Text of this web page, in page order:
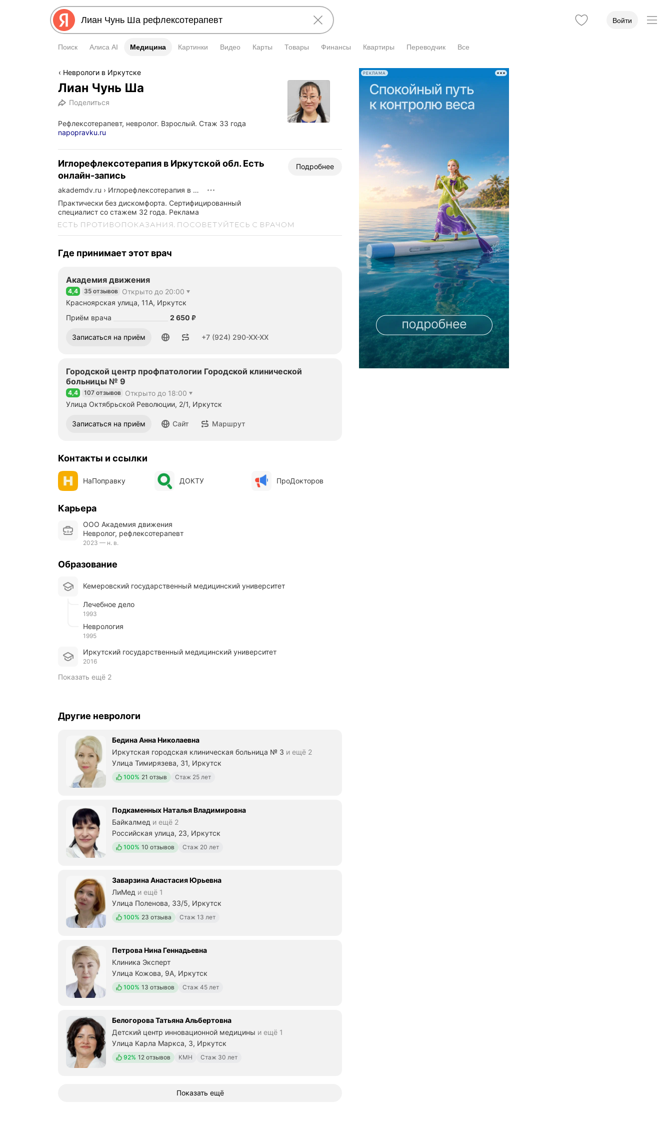
Войти
Поиск Алиса AI Медицина
Медицина Картинки Видео Карты Товары Финансы Квартиры Переводчик Все
Неврологи в Иркутске
Лиан Чунь Ша
Поделиться
Рефлексотерапевт, невролог. Взрослый. Стаж 33 года
napopravku.ru
Иглорефлексотерапия в Иркутской обл. Есть
онлайн-запись
akademdv.ru › Иглорефлексотерапия в Иркутской обл. Есть онлайн-запись
Практически без дискомфорта. Сертифицированный
специалист со стажем 32 года. Реклама
Подробнее
Где принимает этот врач
Академия движения
Рейтинг 4,4 из 5
4,4 35 отзывов Открыто до 20:00
Красноярская улица, 11А, Иркутск
Приём врача
Цена
2650
2 650 ₽
Записаться на приём
Номер телефона: +79242902709 +7 (924) 290-XX-XX
Городской центр профпатологии Городской клинической
больницы № 9
Рейтинг 4,4 из 5
4,4 107 отзывов Открыто до 18:00
Улица Октябрьской Революции, 2/1, Иркутск
Записаться на приём Сайт Маршрут
Контакты и ссылки
НаПоправку ДОКТУ ПроДокторов
Карьера
ООО Академия движения
Невролог, рефлексотерапевт
2023 — н. в.
Образование
Кемеровский государственный медицинский университет
Лечебное дело
1993
Неврология
1995
Иркутский государственный медицинский университет
2016
Показать ещё 2
Другие неврологи
Бедина Анна Николаевна
Иркутская городская клиническая больница № 3 и ещё 2
Улица Тимирязева, 31, Иркутск
Положительных отзывов
100% 21 отзыв Стаж 25 лет
Подкаменных Наталья Владимировна
Байкалмед и ещё 2
Российская улица, 23, Иркутск
Положительных отзывов
100% 10 отзывов Стаж 20 лет
Заварзина Анастасия Юрьевна
ЛиМед и ещё 1
Улица Поленова, 33/5, Иркутск
Положительных отзывов
100% 23 отзыва Стаж 13 лет
Петрова Нина Геннадьевна
Клиника Эксперт
Улица Кожова, 9А, Иркутск
Положительных отзывов
100% 13 отзывов Стаж 45 лет
Белогорова Татьяна Альбертовна
Детский центр инновационной медицины и ещё 1
Улица Карла Маркса, 3, Иркутск
Положительных отзывов
92% 12 отзывов КМН Стаж 30 лет
Показать ещё
РЕКЛАМА